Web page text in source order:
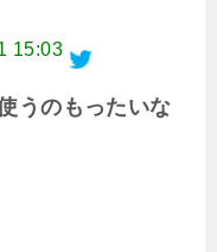
15:03
うのもったいな